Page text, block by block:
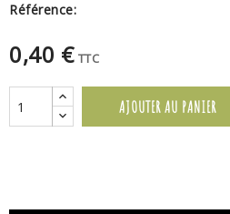
Référence:
0,40 € TTC
AJOUTER AU PANIER